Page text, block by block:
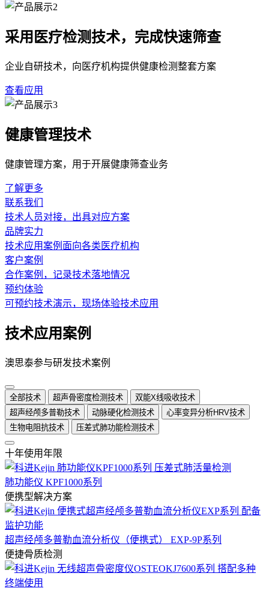
采用医疗检测技术，完成快速筛查
企业自研技术，向医疗机构提供健康检测整套方案
查看应用
健康管理技术
健康管理方案，用于开展健康筛查业务
了解更多
联系我们
技术人员对接，出具对应方案
品牌实力
技术应用案例面向各类医疗机构
客户案例
合作案例，记录技术落地情况
预约体验
可预约技术演示，现场体验技术应用
技术应用案例
澳思泰参与研发技术案例
全部技术 超声骨密度检测技术
双能X线吸收技术
超声经颅多普勒技术
动脉硬化检测技术
心率变异分析HRV技术
生物电阻抗技术
压差式肺功能检测技术
十年使用年限
肺功能仪 KPF1000系列
便携型解决方案
超声经颅多普勒血流分析仪（便携式） EXP-9P系列
便捷骨质检测